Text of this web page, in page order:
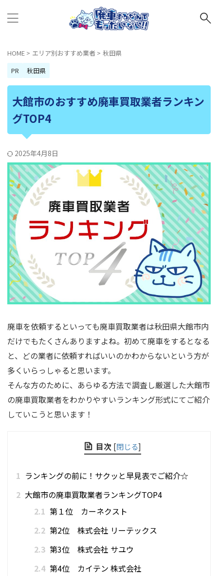
HOME > エリア別おすすめ業者 > 秋田県
PR
秋田県
大館市のおすすめ廃車買取業者ランキン
グTOP4
2025年4月8日
廃車を依頼するといっても廃車買取業者は秋田県大館市内
だけでもたくさんありますよね。初めて廃車をするとなる
と、どの業者に依頼すればいいのかわからないという方が
多くいらっしゃると思います。
そんな方のために、あらゆる方法で調査し厳選した大館市
の廃車買取業者をわかりやすいランキング形式にてご紹介
していこうと思います！
目次 [閉じる]
1 ランキングの前に！サクッと早見表でご紹介☆
2 大館市の廃車買取業者ランキングTOP4
2.1 第１位 カーネクスト
2.2 第2位 株式会社 リーテックス
2.3 第3位 株式会社 サユウ
2.4 第4位 カイテン 株式会社